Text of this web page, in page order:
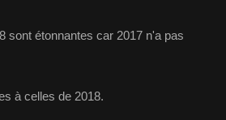
sont étonnantes car 2017 n'a pas
à celles de 2018.